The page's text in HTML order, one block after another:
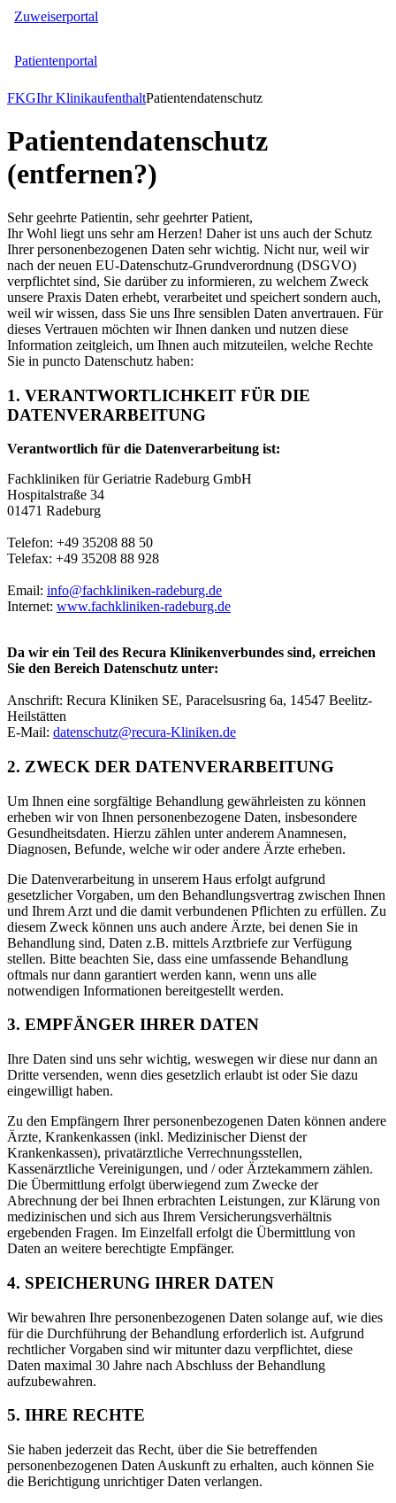
Zuweiserportal
Patientenportal
FKGIhr KlinikaufenthaltPatientendatenschutz
Patientendatenschutz
(entfernen?)
Sehr geehrte Patientin, sehr geehrter Patient,
Ihr Wohl liegt uns sehr am Herzen! Daher ist uns auch der Schutz
Ihrer personenbezogenen Daten sehr wichtig. Nicht nur, weil wir
nach der neuen EU-Datenschutz-Grundverordnung (DSGVO)
verpflichtet sind, Sie darüber zu informieren, zu welchem Zweck
unsere Praxis Daten erhebt, verarbeitet und speichert sondern auch,
weil wir wissen, dass Sie uns Ihre sensiblen Daten anvertrauen. Für
dieses Vertrauen möchten wir Ihnen danken und nutzen diese
Information zeitgleich, um Ihnen auch mitzuteilen, welche Rechte
Sie in puncto Datenschutz haben:
1. VERANTWORTLICHKEIT FÜR DIE
DATENVERARBEITUNG
Verantwortlich für die Datenverarbeitung ist:
Fachkliniken für Geriatrie Radeburg GmbH
Hospitalstraße 34
01471 Radeburg
Telefon: +49 35208 88 50
Telefax: +49 35208 88 928
Email: info@fachkliniken-radeburg.de
Internet: www.fachkliniken-radeburg.de
Da wir ein Teil des Recura Klinikenverbundes sind, erreichen
Sie den Bereich Datenschutz unter:
Anschrift: Recura Kliniken SE, Paracelsusring 6a, 14547 Beelitz-
Heilstätten
E-Mail: datenschutz@recura-Kliniken.de
2. ZWECK DER DATENVERARBEITUNG
Um Ihnen eine sorgfältige Behandlung gewährleisten zu können
erheben wir von Ihnen personenbezogene Daten, insbesondere
Gesundheitsdaten. Hierzu zählen unter anderem Anamnesen,
Diagnosen, Befunde, welche wir oder andere Ärzte erheben.
Die Datenverarbeitung in unserem Haus erfolgt aufgrund
gesetzlicher Vorgaben, um den Behandlungsvertrag zwischen Ihnen
und Ihrem Arzt und die damit verbundenen Pflichten zu erfüllen. Zu
diesem Zweck können uns auch andere Ärzte, bei denen Sie in
Behandlung sind, Daten z.B. mittels Arztbriefe zur Verfügung
stellen. Bitte beachten Sie, dass eine umfassende Behandlung
oftmals nur dann garantiert werden kann, wenn uns alle
notwendigen Informationen bereitgestellt werden.
3. EMPFÄNGER IHRER DATEN
Ihre Daten sind uns sehr wichtig, weswegen wir diese nur dann an
Dritte versenden, wenn dies gesetzlich erlaubt ist oder Sie dazu
eingewilligt haben.
Zu den Empfängern Ihrer personenbezogenen Daten können andere
Ärzte, Krankenkassen (inkl. Medizinischer Dienst der
Krankenkassen), privatärztliche Verrechnungsstellen,
Kassenärztliche Vereinigungen, und / oder Ärztekammern zählen.
Die Übermittlung erfolgt überwiegend zum Zwecke der
Abrechnung der bei Ihnen erbrachten Leistungen, zur Klärung von
medizinischen und sich aus Ihrem Versicherungsverhältnis
ergebenden Fragen. Im Einzelfall erfolgt die Übermittlung von
Daten an weitere berechtigte Empfänger.
4. SPEICHERUNG IHRER DATEN
Wir bewahren Ihre personenbezogenen Daten solange auf, wie dies
für die Durchführung der Behandlung erforderlich ist. Aufgrund
rechtlicher Vorgaben sind wir mitunter dazu verpflichtet, diese
Daten maximal 30 Jahre nach Abschluss der Behandlung
aufzubewahren.
5. IHRE RECHTE
Sie haben jederzeit das Recht, über die Sie betreffenden
personenbezogenen Daten Auskunft zu erhalten, auch können Sie
die Berichtigung unrichtiger Daten verlangen.